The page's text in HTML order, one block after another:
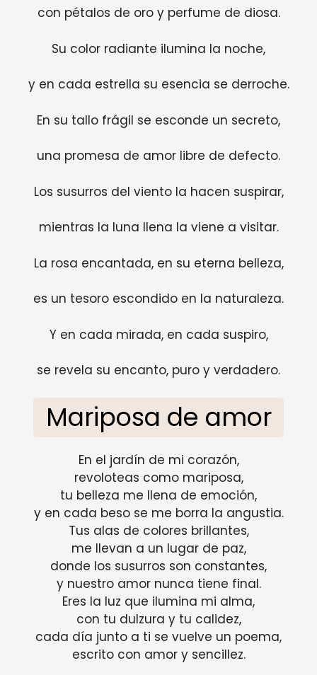
con pétalos de oro y perfume de diosa.
Su color radiante ilumina la noche,
y en cada estrella su esencia se derroche.
En su tallo frágil se esconde un secreto,
una promesa de amor libre de defecto.
Los susurros del viento la hacen suspirar,
mientras la luna llena la viene a visitar.
La rosa encantada, en su eterna belleza,
es un tesoro escondido en la naturaleza.
Y en cada mirada, en cada suspiro,
se revela su encanto, puro y verdadero.
Mariposa de amor
En el jardín de mi corazón,
revoloteas como mariposa,
tu belleza me llena de emoción,
y en cada beso se me borra la angustia.
Tus alas de colores brillantes,
me llevan a un lugar de paz,
donde los susurros son constantes,
y nuestro amor nunca tiene final.
Eres la luz que ilumina mi alma,
con tu dulzura y tu calidez,
cada día junto a ti se vuelve un poema,
escrito con amor y sencillez.